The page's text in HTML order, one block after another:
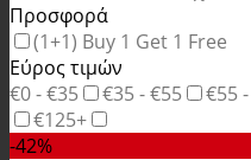
Προσφορά
(1+1) Buy 1 Get 1 Free
Εύρος τιμών
€0 - €35
€35 - €55 €55
€125+
-42%